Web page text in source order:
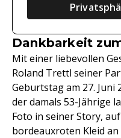
Dankbarkeit
Mit einer liebevollen
Roland Trettl seiner
Geburtstag am 27. Juni
der damals 53-Jährige
Foto in seiner Story,
bordeauxroten Kleid